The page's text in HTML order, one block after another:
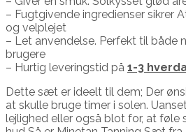
– Fugtgivende ingredienser sikrer
og velplejet
– Let anvendelse. Perfekt til både
brugere
– Hurtig leveringstid på 1-3
Dette sæt er ideelt til dem; Der
at skulle bruge timer i solen.
lejlighed eller også blot for, at føle